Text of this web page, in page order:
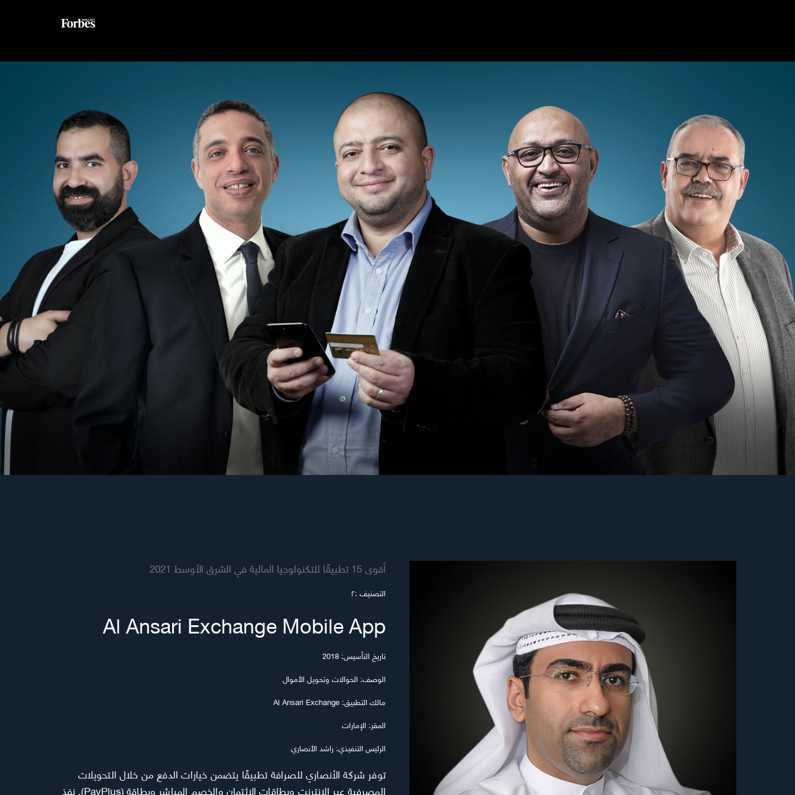
أقوى 15 تطبيقًا للتكنولوجيا المالية في الشرق الأوسط 2021
التصنيف :٢
Al Ansari Exchange Mobile App
تاريخ التأسيس: 2018
الوصف: الحوالات وتحويل الأموال
مالك التطبيق: Al Ansari Exchange
المقر: الإمارات
الرئيس التنفيذي: راشد الأنصاري
توفر شركة الأنصاري للصرافة تطبيقًا يتضمن خيارات الدفع من خلال التحويلات
المصرفية عبر الإنترنت وبطاقات الائتمان والخصم المباشر وبطاقة (PayPlus). نفذ